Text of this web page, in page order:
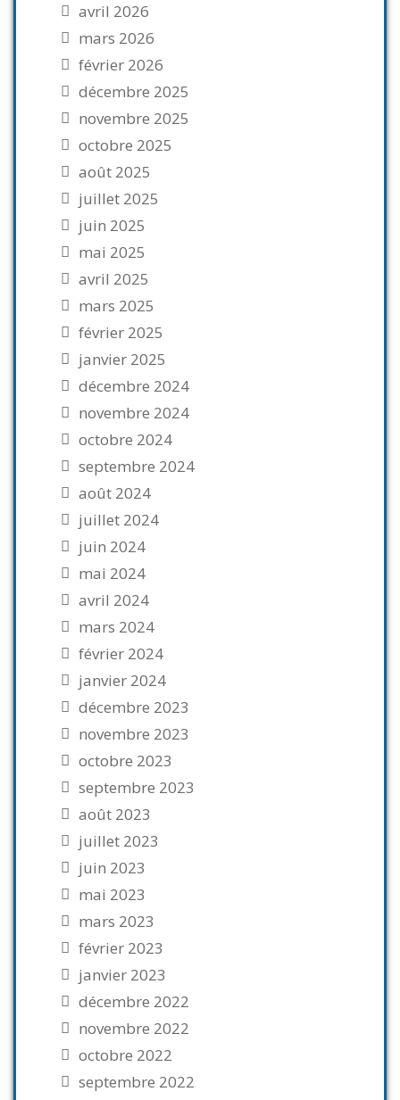
avril 2026
mars 2026
février 2026
décembre 2025
novembre 2025
octobre 2025
août 2025
juillet 2025
juin 2025
mai 2025
avril 2025
mars 2025
février 2025
janvier 2025
décembre 2024
novembre 2024
octobre 2024
septembre 2024
août 2024
juillet 2024
juin 2024
mai 2024
avril 2024
mars 2024
février 2024
janvier 2024
décembre 2023
novembre 2023
octobre 2023
septembre 2023
août 2023
juillet 2023
juin 2023
mai 2023
mars 2023
février 2023
janvier 2023
décembre 2022
novembre 2022
octobre 2022
septembre 2022